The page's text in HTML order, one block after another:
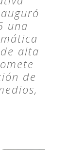
una
alta
de